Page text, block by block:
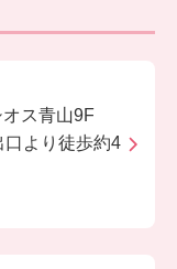
ス青山9F
より徒歩約4